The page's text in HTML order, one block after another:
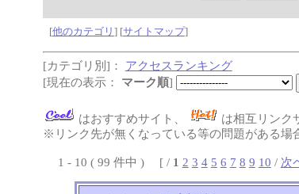
[他のカテゴリ ] [サイトマップ]
[カテゴリ別]： アクセスランキング
[現在の表示：
マーク順]
はおすすめサイト、 は相互リンク
※リンク先が無くなっている等の問題がある場
1 - 10 ( 99 件中 ) [ / 1 2 3 4 5 6 7 8 9 10 / 次